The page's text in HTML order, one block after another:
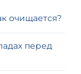
очищается?
перед